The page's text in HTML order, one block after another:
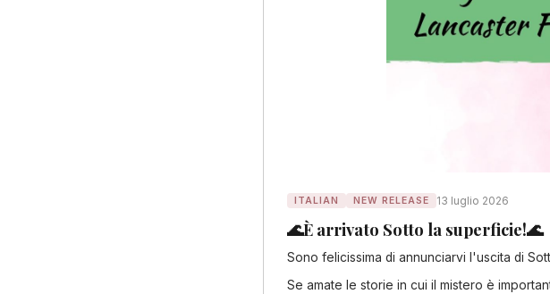
ITALIAN NEW RELEASE 13 luglio 2026
🌊È arrivato Sotto la superficie!🌊
Sono felicissima di annunciarvi l'uscita di
Se amate le storie in cui il mistero è